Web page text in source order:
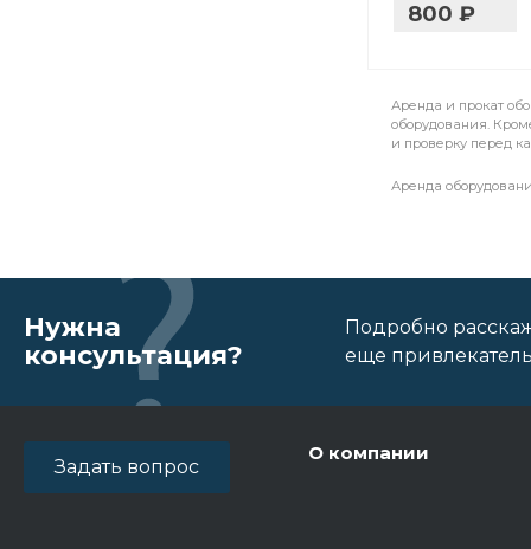
800 ₽
Аренда и прокат
оборудования.
и проверку перед
Аренда
Нужна
консультация?
Подробно
еще
Задать вопрос
О компании